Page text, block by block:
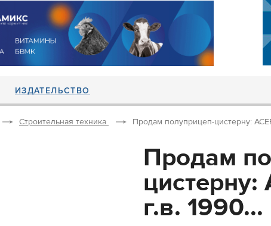
ИЗДАТЕЛЬСТВО
Строительная техника Продам полуприцеп-цистерну:
Продам
цистерну:
г.в. 1990...